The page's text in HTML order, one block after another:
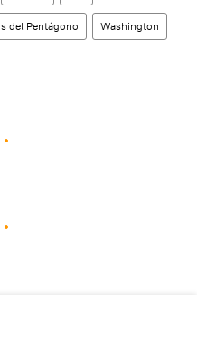
del Pentágono Washington